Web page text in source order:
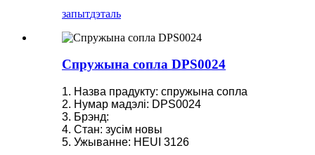
запытдэталь
Спружына сопла DPS0024
1. Назва прадукту: спружына сопла
2. Нумар мадэлі: DPS0024
3. Брэнд:
4. Стан: зусім новы
5. Ужыванне: HEUI 3126